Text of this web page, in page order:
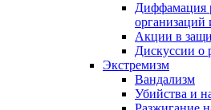
Диффамация
Акции в
Дискуссии о
Экстремизм
Вандализм
Убийства и